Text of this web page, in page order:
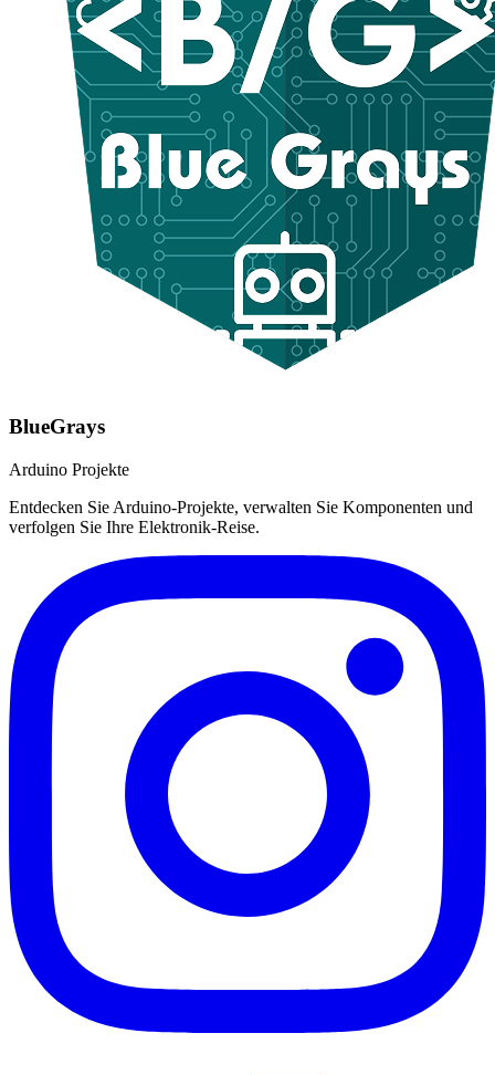
BlueGrays
Arduino Projekte
Entdecken Sie Arduino-Projekte, verwalten Sie Komponenten und
verfolgen Sie Ihre Elektronik-Reise.